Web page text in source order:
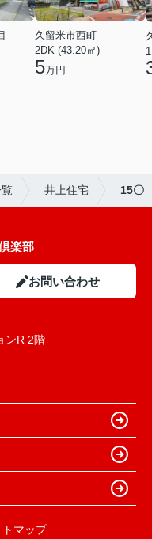
久留米市西町
2DK (43.20㎡)
5万円
井上住宅 15〇
楽部
お問い合わせ
ンR 2階
トマップ